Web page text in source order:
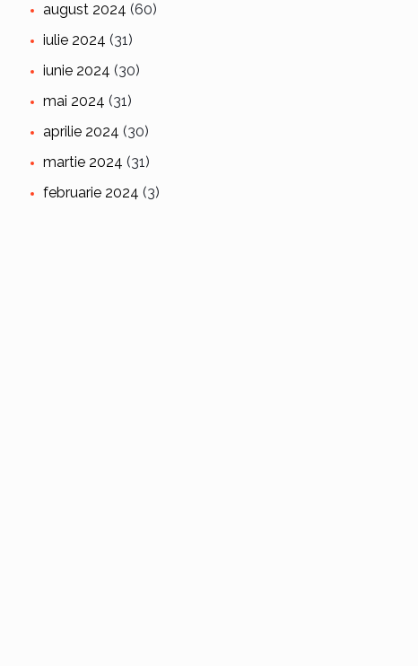
august 2024 (60)
iulie 2024 (31)
iunie 2024 (30)
mai 2024 (31)
aprilie 2024 (30)
martie 2024 (31)
februarie 2024 (3)